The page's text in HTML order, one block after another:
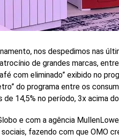
nos despedimos nas
de grandes marcas,
com eliminado” exibido no
do programa entre os
14,5% no período, 3x acima
e com a agência
fazendo com que OMO